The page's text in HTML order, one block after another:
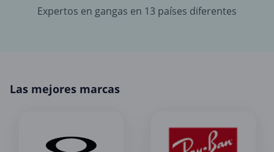
Expertos en gangas en 13 países diferentes
Las mejores marcas